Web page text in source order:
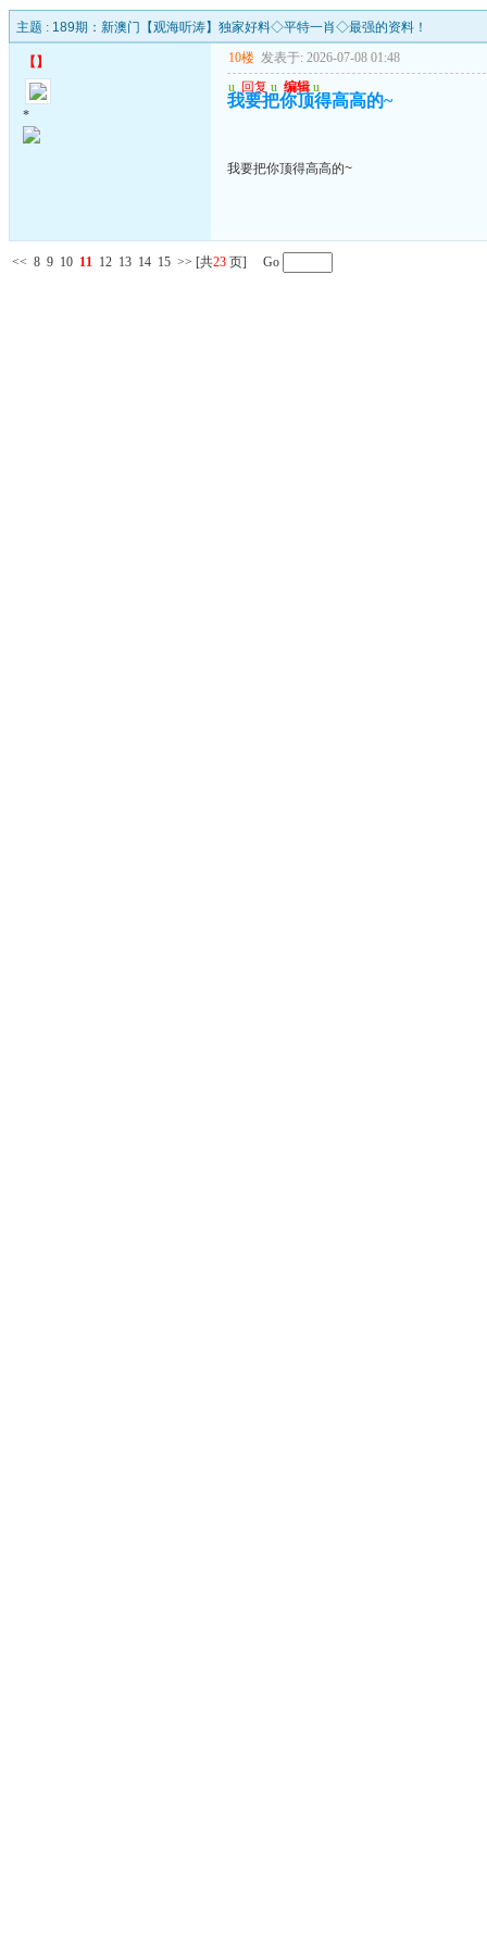
主题 : 189期：新澳门【观海听涛】独家好料◇平特一肖◇最强的资料！
【 】
*
10楼 发表于: 2026-07-08 01:48
u 回复 u 编辑 u
我要把你顶得高高的~
我要把你顶得高高的~
<< 8 9 10 11 12 13 14 15 >> [共23 页] Go